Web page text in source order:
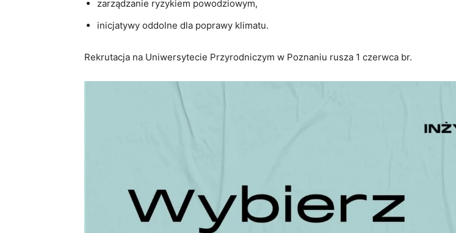
zarządzanie ryzykiem powodziowym,
inicjatywy oddolne dla poprawy klimatu.
Rekrutacja na Uniwersytecie Przyrodniczym w Poznaniu rusza 1 czerwca br.